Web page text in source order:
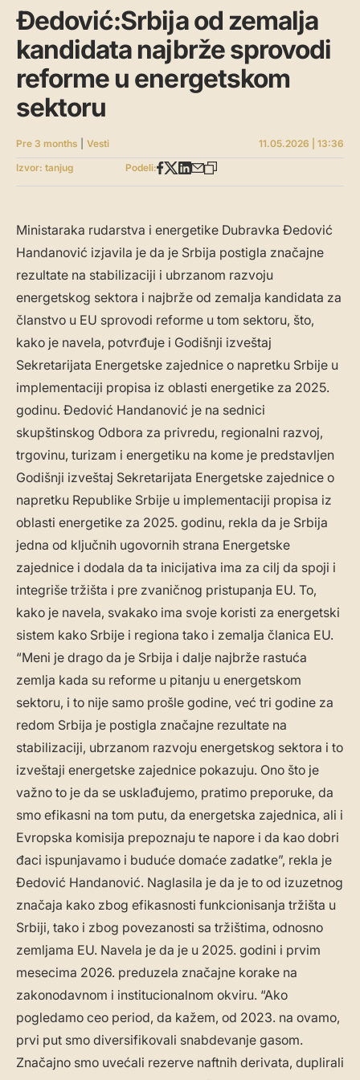
Đedović:Srbija od zemalja
kandidata najbrže sprovodi
reforme u energetskom
sektoru
Pre 3 months Vesti
11.05.2026 | 13:36
Izvor: tanjug
Podeli:
Ministaraka rudarstva i energetike Dubravka Đedović
Handanović izjavila je da je Srbija postigla značajne
rezultate na stabilizaciji i ubrzanom razvoju
energetskog sektora i najbrže od zemalja kandidata za
članstvo u EU sprovodi reforme u tom sektoru, što,
kako je navela, potvrđuje i Godišnji izveštaj
Sekretarijata Energetske zajednice o napretku Srbije u
implementaciji propisa iz oblasti energetike za 2025.
godinu. Đedović Handanović je na sednici
skupštinskog Odbora za privredu, regionalni razvoj,
trgovinu, turizam i energetiku na kome je predstavljen
Godišnji izveštaj Sekretarijata Energetske zajednice o
napretku Republike Srbije u implementaciji propisa iz
oblasti energetike za 2025. godinu, rekla da je Srbija
jedna od ključnih ugovornih strana Energetske
zajednice i dodala da ta inicijativa ima za cilj da spoji i
integriše tržišta i pre zvaničnog pristupanja EU. To,
kako je navela, svakako ima svoje koristi za energetski
sistem kako Srbije i regiona tako i zemalja članica EU.
“Meni je drago da je Srbija i dalje najbrže rastuća
zemlja kada su reforme u pitanju u energetskom
sektoru, i to nije samo prošle godine, već tri godine za
redom Srbija je postigla značajne rezultate na
stabilizaciji, ubrzanom razvoju energetskog sektora i to
izveštaji energetske zajednice pokazuju. Ono što je
važno to je da se usklađujemo, pratimo preporuke, da
smo efikasni na tom putu, da energetska zajednica, ali i
Evropska komisija prepoznaju te napore i da kao dobri
đaci ispunjavamo i buduće domaće zadatke”, rekla je
Đedović Handanović. Naglasila je da je to od izuzetnog
značaja kako zbog efikasnosti funkcionisanja tržišta u
Srbiji, tako i zbog povezanosti sa tržištima, odnosno
zemljama EU. Navela je da je u 2025. godini i prvim
mesecima 2026. preduzela značajne korake na
zakonodavnom i institucionalnom okviru. “Ako
pogledamo ceo period, da kažem, od 2023. na ovamo,
prvi put smo diversifikovali snabdevanje gasom.
Značajno smo uvećali rezerve naftnih derivata, duplirali